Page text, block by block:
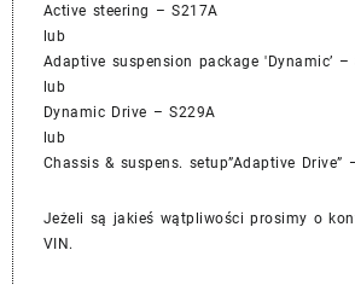
Active steering – S217A
lub
Adaptive suspension package 'Dynamic’ –
lub
Dynamic Drive – S229A
lub
Chassis & suspens. setup”Adaptive Drive”
Jeżeli są jakieś wątpliwości prosimy o
VIN.